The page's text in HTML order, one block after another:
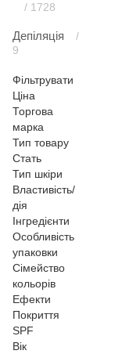
/ 1728
Депіляція
/
9
Фільтрувати
Ціна
Торгова
марка
Тип товару
Стать
Тип шкіри
Властивість/
дія
Інгредієнти
Особливість
упаковки
Сімейство
кольорів
Ефекти
Покриття
SPF
Вік